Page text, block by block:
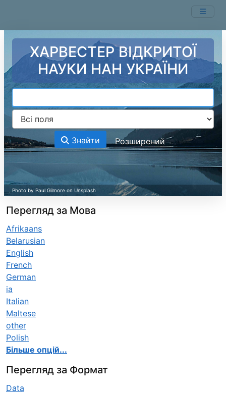
ХАРВЕСТЕР ВІДКРИТОЇ
НАУКИ НАН УКРАЇНИ
Знайти Розширений
Перегляд за Мова
Afrikaans
Belarusian
English
French
German
ia
Italian
Maltese
other
Polish
Більше опцій...
Перегляд за Формат
Data